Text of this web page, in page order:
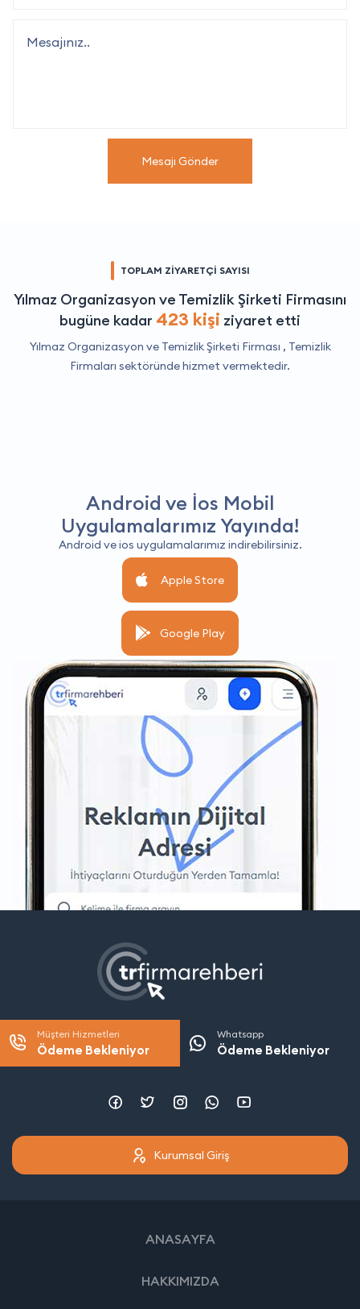
Mesajı Gönder
TOPLAM ZİYARETÇİ SAYISI
Yılmaz Organizasyon ve Temizlik Şirketi Firmasını
bugüne kadar 423 kişi ziyaret etti
Yılmaz Organizasyon ve Temizlik Şirketi Firması , Temizlik
Firmaları sektöründe hizmet vermektedir.
Android ve İos Mobil
Uygulamalarımız Yayında!
Android ve ios uygulamalarımız indirebilirsiniz.
Apple Store
Google Play
Müşteri Hizmetleri
Ödeme Bekleniyor
Whatsapp
Ödeme Bekleniyor
Kurumsal Giriş
ANASAYFA
HAKKIMIZDA